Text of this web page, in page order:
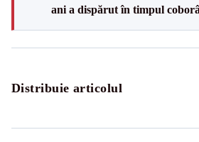
ani a dispărut în timpul
Distribuie articolul